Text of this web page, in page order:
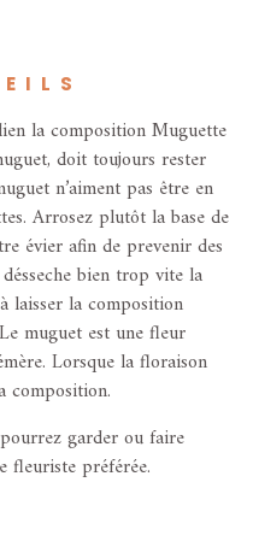
la composition Muguette
doit toujours rester
n’aiment pas être en
Arrosez plutôt la base de
évier afin de prevenir des
bien trop vite la
laisser la composition
muguet est une fleur
Lorsque la floraison
composition.
garder ou faire
préférée.